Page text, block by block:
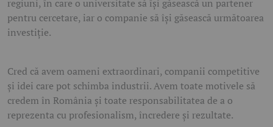
regiuni, în care o universitate să își găsească un partener
pentru cercetare, iar o companie să își găsească următoarea
investiție.
Cred că avem oameni extraordinari, companii competitive
și idei care pot schimba industrii. Avem toate motivele să
credem în România și toate responsabilitatea de a o
reprezenta cu profesionalism, încredere și rezultate.